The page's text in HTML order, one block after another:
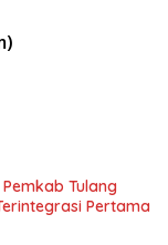
Tulang
Pertama